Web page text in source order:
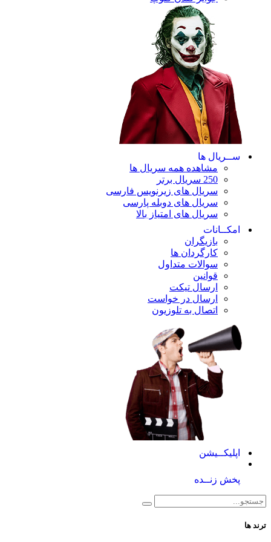
ها
مشاهده همه سریال ها
سریال های زیرنویس فارسی
سریال های دوبله پارسی
سریال های امتیاز بالا
کارگردان ها
سوالات متداول
ارسال تیکت
ارسال در خواست
اتصال به تلوزیون
زنــده